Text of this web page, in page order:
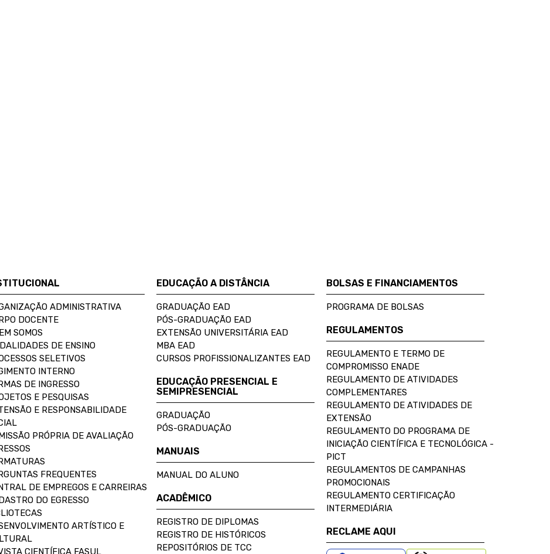
ADMINISTRATIVA
DOCENTE
SOMOS
DE ENSINO
SELETIVOS
INTERNO
DE INGRESSO
E PESQUISAS
E RESPONSABILIDADE
PRÓPRIA DE AVALIAÇÃO
FREQUENTES
DE EMPREGOS E CARREIRAS
DO EGRESSO
ARTÍSTICO E
CIENTÍFICA FASUL
EDUCAÇÃO A DISTÂNCIA
GRADUAÇÃO EAD
PÓS-GRADUAÇÃO EAD
EXTENSÃO UNIVERSITÁRIA EAD
MBA EAD
CURSOS PROFISSIONALIZANTES EAD
EDUCAÇÃO PRESENCIAL E
SEMIPRESENCIAL
GRADUAÇÃO
PÓS-GRADUAÇÃO
MANUAIS
MANUAL DO ALUNO
ACADÊMICO
REGISTRO DE DIPLOMAS
REGISTRO DE HISTÓRICOS
REPOSITÓRIOS DE TCC
BOLSAS E FINANCIAMENTOS
PROGRAMA DE BOLSAS
REGULAMENTOS
REGULAMENTO E TERMO DE
COMPROMISSO ENADE
REGULAMENTO DE ATIVIDADES
COMPLEMENTARES
REGULAMENTO DE ATIVIDADES DE
EXTENSÃO
REGULAMENTO DO PROGRAMA DE
INICIAÇÃO CIENTÍFICA E TECNOLÓGICA -
PICT
REGULAMENTOS DE CAMPANHAS
PROMOCIONAIS
REGULAMENTO CERTIFICAÇÃO
INTERMEDIÁRIA
RECLAME AQUI